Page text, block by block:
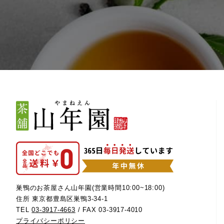
巣鴨のお茶屋さん山年園(営業時間10:00~18:00)
住所 東京都豊島区巣鴨3-34-1
TEL03-3917-4663 / FAX 03-3917-4010
プライバシーポリシー